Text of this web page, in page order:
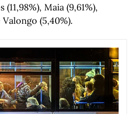
Maia (9,61%),
(5,40%).